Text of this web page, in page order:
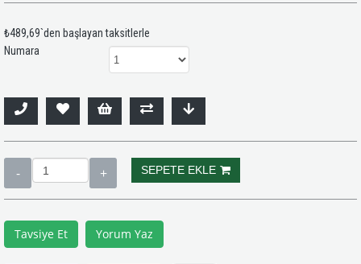
₺489,69`den başlayan taksitlerle
Numara
Tavsiye Et Yorum Yaz